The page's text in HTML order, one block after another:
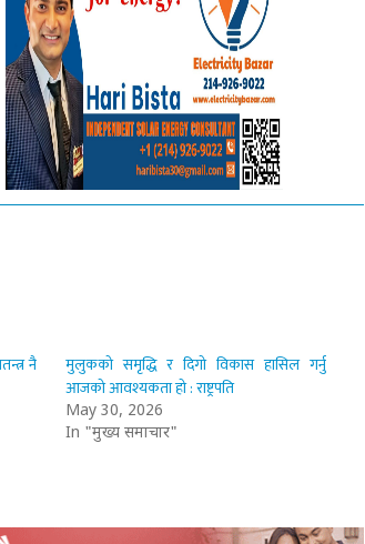
नै
मुलुकको समृद्धि र दिगो विकास हासिल गर्नु
आजको आवश्यकता हो : राष्ट्रपति
May 30, 2026
In "मुख्य समाचार"